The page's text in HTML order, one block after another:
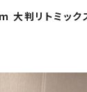
大判リトミッ